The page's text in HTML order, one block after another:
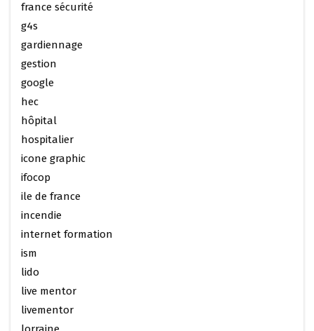
france sécurité
g4s
gardiennage
gestion
google
hec
hôpital
hospitalier
icone graphic
ifocop
ile de france
incendie
internet formation
ism
lido
live mentor
livementor